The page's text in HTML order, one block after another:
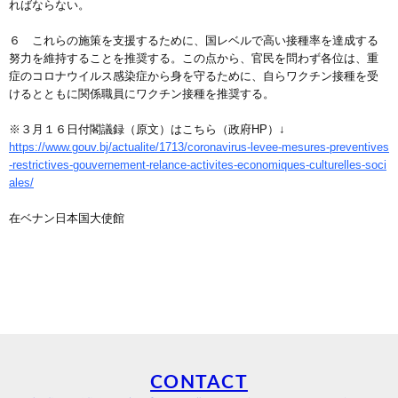
ればならない。
６ これらの施策を支援するために、国レベルで高い接種率を達成する
努力を維持することを推奨する。この点から、官民を問わず各位は、重
症のコロナウイルス感染症から身を守るために、自らワクチン接種を受
けるとともに関係職員にワクチン接種を推奨する。
※３月１６日付閣議録（原文）はこちら（政府HP）↓
https://www.gouv.bj/actualite/1713/coronavirus-levee-mesures-preventives
-restrictives-gouvernement-relance-activites-economiques-culturelles-soci
ales/
在ベナン日本国大使館
CONTACT